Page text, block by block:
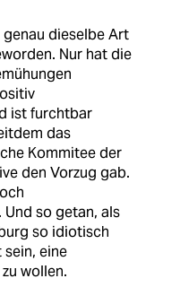
genau dieselbe Art
Nur hat die
ist furchtbar
das
Kommitee der
den Vorzug gab.
so getan, als
so idiotisch
eine
wollen.